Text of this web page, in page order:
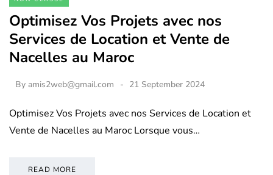
Optimisez Vos Projets avec nos
Services de Location et Vente de
Nacelles au Maroc
By amis2web@gmail.com 21 September 2024
Optimisez Vos Projets avec nos Services de Location et
Vente de Nacelles au Maroc Lorsque vous…
READ MORE